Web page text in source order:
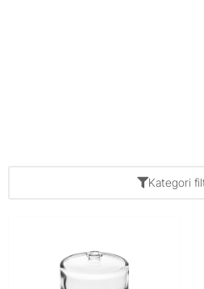
Kategori